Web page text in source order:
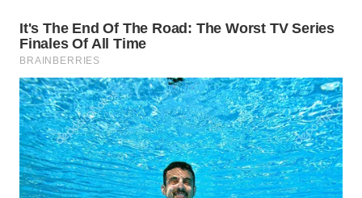
WN
SOLO
WN
BOROBUDUR
WN
MADURA